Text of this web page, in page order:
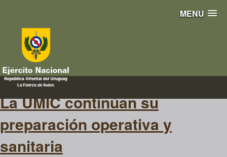
MENU
entrenamiento
La UMIC continúan su
preparación operativa y
sanitaria